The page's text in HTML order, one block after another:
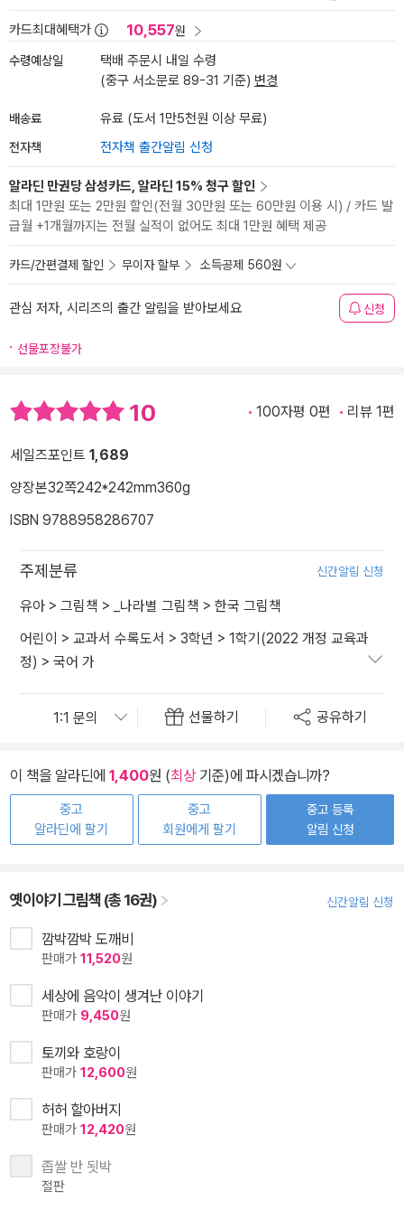
카드최대혜택가 10,557원
수령예상일
택배 주문시 내일 수령
(중구 서소문로 89-31 기준) 변경
배송료 유료 (도서 1만5천원 이상 무료)
전자책 전자책 출간알림 신청
알라딘 만권당 삼성카드, 알라딘 15% 청구 할인
최대 1만원 또는 2만원 할인(전월 30만원 또는 60만원 이용 시) / 카드 발
급월 +1개월까지는 전월 실적이 없어도 최대 1만원 혜택 제공
카드/간편결제 할인 무이자 할부 소득공제 560원
관심 저자, 시리즈의 출간 알림을 받아보세요 신청
선물포장불가
10 100자평 0편 리뷰 1편
세일즈포인트 1,689
양장본32쪽242*242mm360g
ISBN 9788958286707
주제분류 신간알림 신청
유아 > 그림책 > _나라별 그림책 > 한국 그림책
어린이 > 교과서 수록도서 > 3학년 > 1학기(2022 개정 교육과
정) > 국어 가
선물하기 공유하기
이 책을 알라딘에 1,400원 (최상기준)에 파시겠습니까?
중고
알라딘에 팔기
중고
회원에게 팔기
중고 등록
알림 신청
옛이야기 그림책 (총 16권) 신간알림 신청
깜박깜박 도깨비
판매가 11,520원
세상에 음악이 생겨난 이야기
판매가 9,450원
토끼와 호랑이
판매가 12,600원
허허 할아버지
판매가 12,420원
좁쌀 반 됫박
절판